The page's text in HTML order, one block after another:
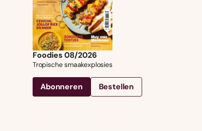
Foodies 08/2026
Tropische smaakexplosies
Abonneren Bestellen